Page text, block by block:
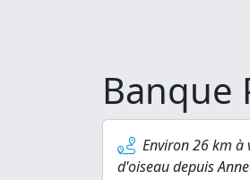
Banque
Environ 26 km à
d'oiseau depuis